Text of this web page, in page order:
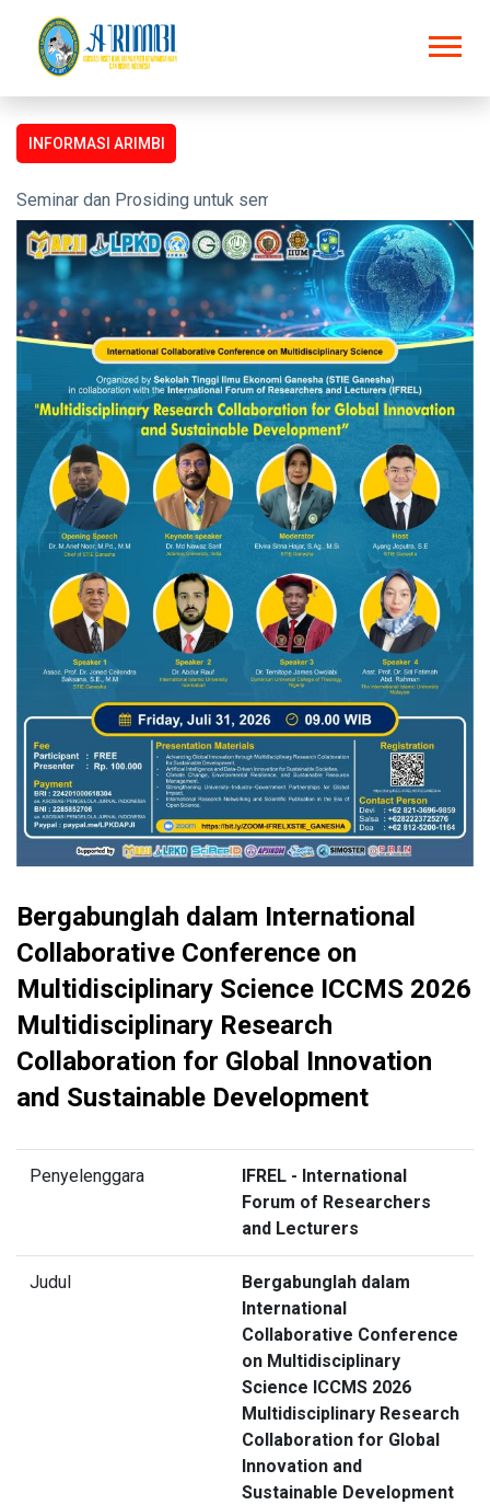
INFORMASI ARIMBI
Seminar dan Prosiding untuk semua kalangan
Bergabunglah dalam International
Collaborative Conference on
Multidisciplinary Science ICCMS 2026
Multidisciplinary Research
Collaboration for Global Innovation
and Sustainable Development
Penyelenggara
IFREL - International
Forum of Researchers
and Lecturers
Judul
Bergabunglah dalam
International
Collaborative Conference
on Multidisciplinary
Science ICCMS 2026
Multidisciplinary Research
Collaboration for Global
Innovation and
Sustainable Development